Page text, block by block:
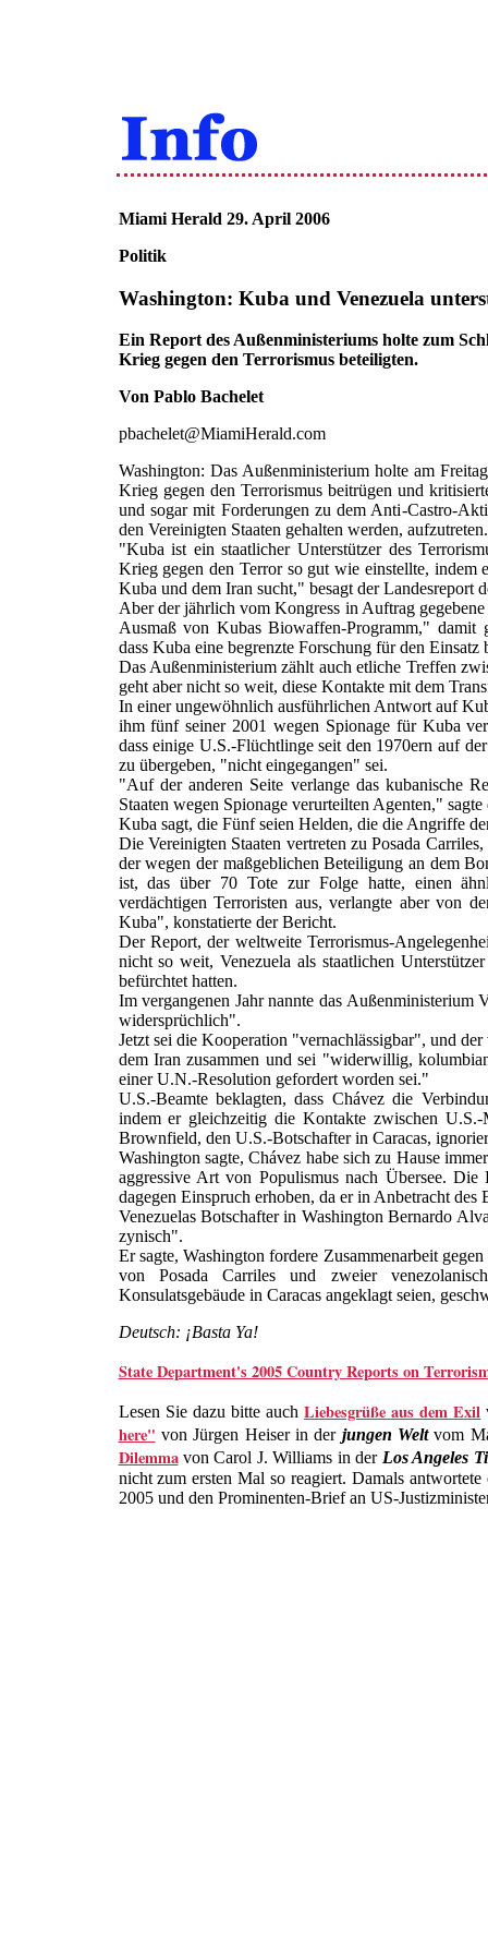
Miami Herald 29. April 2006
Politik
Washington: Kuba und Venezuela
Ein Report des Außenministeriums holte zum
Krieg gegen den Terrorismus beteiligten.
Von Pablo Bachelet
pbachelet@MiamiHerald.com
Washington: Das Außenministerium holte am
Krieg gegen den Terrorismus beitrügen und
und sogar mit Forderungen zu dem Anti-Castro-
den Vereinigten Staaten gehalten werden, aufzutreten.
"Kuba ist ein staatlicher Unterstützer des
Krieg gegen den Terror so gut wie einstellte, indem
Kuba und dem Iran sucht," besagt der Landesreport
Aber der jährlich vom Kongress in Auftrag
Ausmaß von Kubas Biowaffen-Programm," damit
dass Kuba eine begrenzte Forschung für den
Das Außenministerium zählt auch etliche Treffen
geht aber nicht so weit, diese Kontakte mit dem
In einer ungewöhnlich ausführlichen Antwort auf
ihm fünf seiner 2001 wegen Spionage für Kuba
dass einige U.S.-Flüchtlinge seit den 1970ern auf
zu übergeben, "nicht eingegangen" sei.
"Auf der anderen Seite verlange das kubanische
Staaten wegen Spionage verurteilten Agenten,"
Kuba sagt, die Fünf seien Helden, die die Angriffe
Die Vereinigten Staaten vertreten zu Posada
der wegen der maßgeblichen Beteiligung an dem
ist, das über 70 Tote zur Folge hatte, einen
verdächtigen Terroristen aus, verlangte aber von
Kuba", konstatierte der Bericht.
Der Report, der weltweite Terrorismus-
nicht so weit, Venezuela als staatlichen
befürchtet hatten.
Im vergangenen Jahr nannte das Außenministerium
widersprüchlich".
Jetzt sei die Kooperation "vernachlässigbar", und
dem Iran zusammen und sei "widerwillig,
einer U.N.-Resolution gefordert worden sei."
U.S.-Beamte beklagten, dass Chávez die
indem er gleichzeitig die Kontakte zwischen
Brownfield, den U.S.-Botschafter in Caracas,
Washington sagte, Chávez habe sich zu Hause
aggressive Art von Populismus nach Übersee.
dagegen Einspruch erhoben, da er in Anbetracht des
Venezuelas Botschafter in Washington Bernardo
zynisch".
Er sagte, Washington fordere Zusammenarbeit
von Posada Carriles und zweier
Konsulatsgebäude in Caracas angeklagt seien,
Deutsch: ¡Basta Ya!
State Department's 2005 Country Reports on
Lesen Sie dazu bitte auchLiebesgrüße aus dem Exil
here" von Jürgen Heiser in der jungen Weltvom
Dilemmavon Carol J. Williams in der Los Angeles
nicht zum ersten Mal so reagiert. Damals
2005 und den Prominenten-Brief an US-